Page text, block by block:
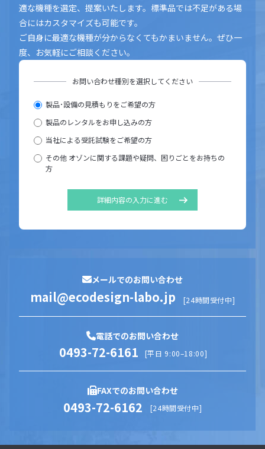
適な機種を選定、提案いたします。標準品では不足がある場
合にはカスタマイズも可能です。
ご自身に最適な機種が分からなくてもかまいません。ぜひ一
度、お気軽にご相談ください。
お問い合わせ種別を選択してください
製品･設備の見積もりをご希望の方
製品のレンタルをお申し込みの方
当社による受託試験をご希望の方
その他 オゾンに関する課題や疑問、困りごとをお持ちの
方
詳細内容の入力に進む
メールでのお問い合わせ
mail@ecodesign-labo.jp [24時間受付中]
電話でのお問い合わせ
0493-72-6161 [平日 9:00–18:00]
FAXでのお問い合わせ
0493-72-6162 [24時間受付中]